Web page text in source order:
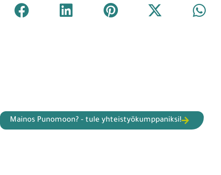
Mainos Punomoon? - tule yhteistyökumppaniksi!